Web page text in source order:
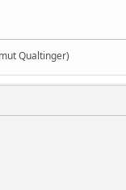
Qualtinger)